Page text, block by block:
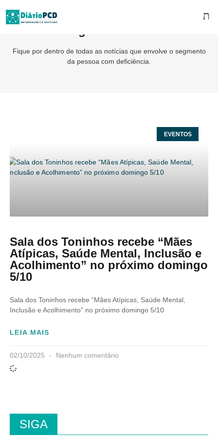
Fique por dentro de todas as notícias que envolve o segmento
da pessoa com deficiência.
EVENTOS
Sala dos Toninhos recebe “Mães
Atípicas, Saúde Mental, Inclusão e
Acolhimento” no próximo domingo
5/10
Sala dos Toninhos recebe “Mães Atípicas, Saúde Mental,
Inclusão e Acolhimento” no próximo domingo 5/10
LEIA MAIS
02/10/2025 Nenhum comentário
SIGA